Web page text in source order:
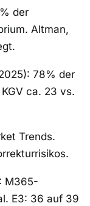
der
Altman,
78% der
ca. 23 vs.
Trends.
M365-
E3: 36 auf 39